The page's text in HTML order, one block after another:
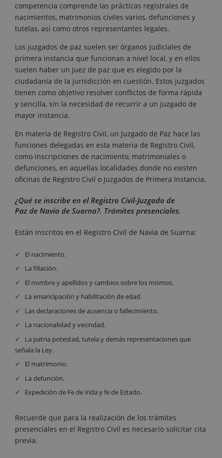
competencia comprende las prácticas registrales de
nacimientos, matrimonios civiles varios, defunciones y
tutelas, así como otros representantes legales.
Los juzgados de paz suelen ser órganos judiciales de
primera instancia que funcionan a nivel local, y en ellos
suelen haber un juez de paz que es elegido por la
ciudadanía de la jurisdicción en cuestión. Estos juzgados
tienen como objetivo resolver conflictos de forma rápida
y sencilla, sin la necesidad de recurrir a un juzgado de
mayor instancia.
En materia de Registro Civil, un Juzgado de Paz hace las
funciones delegadas en esta materia de Registro Civil,
como inscripciones de nacimiento, matrimoniales o
defunciones, en aquellas localidades donde no existen
oficinas de Registro Civil o Juzgados de Primera Instancia.
¿Qué se inscribe en el Registro Civil-Juzgado de
Paz de Navia de Suarna?. Trámites presenciales.
Están inscritos en el Registro Civil de Navia de Suarna:
El nacimiento.
La filiación.
El nombre y apellidos y cambios sobre los mismos.
La emancipación y habilitación de edad.
Las declaraciones de ausencia o fallecimiento.
La nacionalidad y vecindad.
La patria potestad, tutela y demás representaciones que
señala la Ley.
El matrimonio.
La defunción.
Expedición de Fe de Vida y fe de Estado.
Recuerde que para la realización de los trámites
presenciales en el Registro Civil es necesario solicitar cita
previa.